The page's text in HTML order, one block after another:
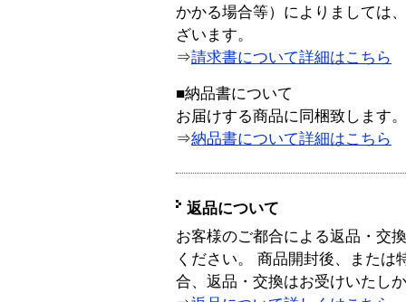
かかる場合等）によりましては
ざいます。
⇒請求書について詳細はこちら
■納品書について
お届けする商品に同梱致します。
⇒納品書について詳細はこちら
返品について
お客様のご都合による返品・交
ください。 商品開封後、または
合、返品・交換はお受けいたし